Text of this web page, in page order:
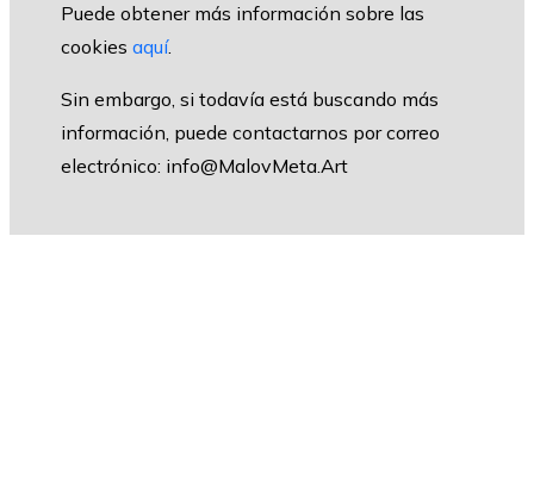
Puede obtener más información sobre las
cookies aquí.
Sin embargo, si todavía está buscando más
información, puede contactarnos por correo
electrónico: info@MalovMeta.Art